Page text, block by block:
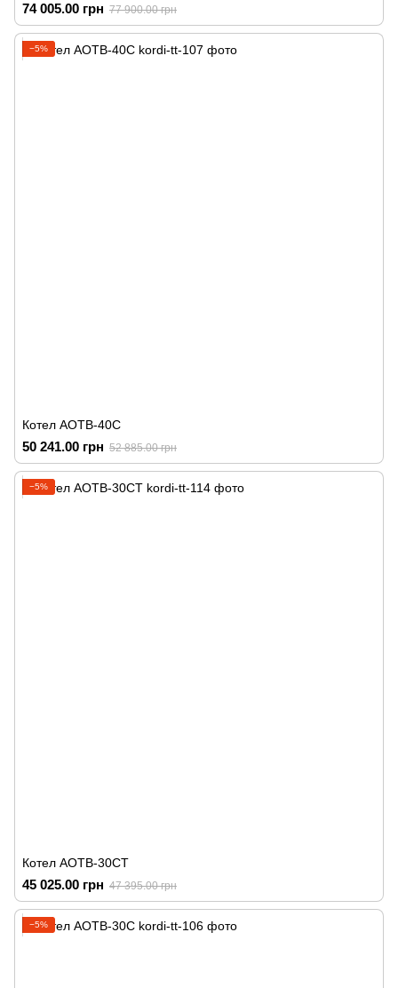
74 005.00 грн 77 900.00 грн
−5%
Котел АОТВ-40С
50 241.00 грн 52 885.00 грн
−5%
Котел АОТВ-30СТ
45 025.00 грн 47 395.00 грн
−5%